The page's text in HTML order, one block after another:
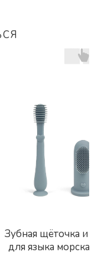
Зубная щёточка и
для языка морская